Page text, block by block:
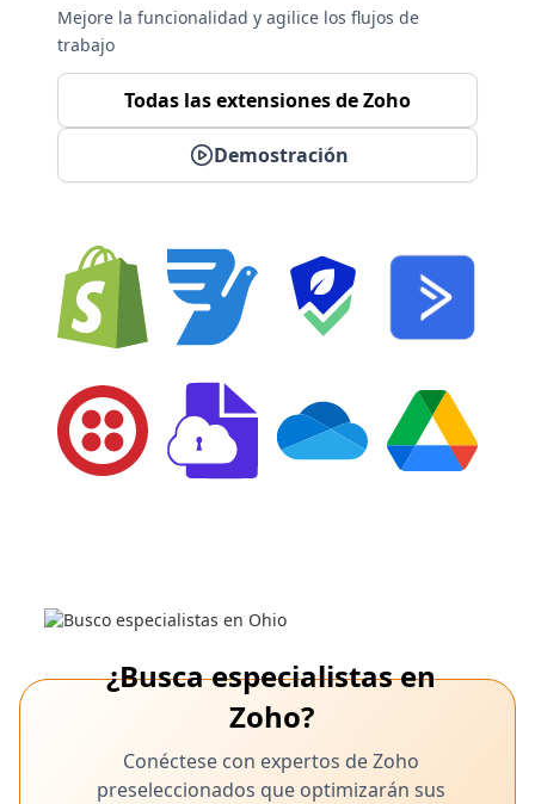
Mejore la funcionalidad y agilice los flujos de
trabajo
Demostración
Todas las extensiones de Zoho
¿Busca especialistas en
Zoho?
Conéctese con expertos de Zoho
preseleccionados que optimizarán sus